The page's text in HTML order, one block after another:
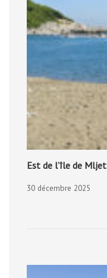
Est de l’île de Mljet
30 décembre 2025